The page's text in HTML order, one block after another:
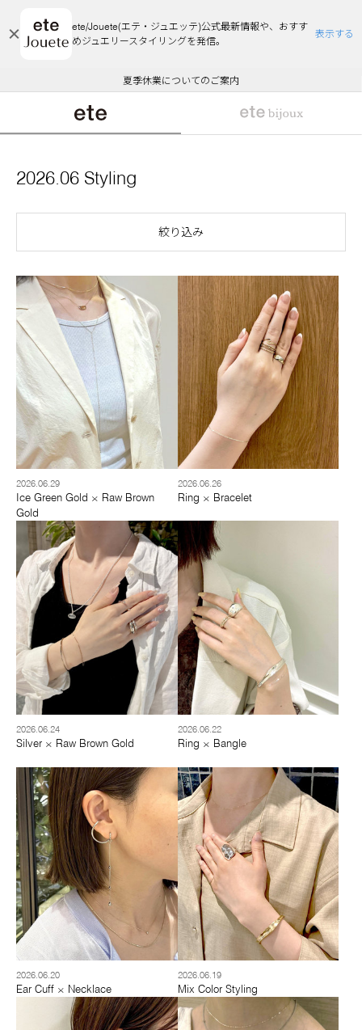
ete/Jouete(エテ・ジュエッテ)公式最新情報や、おすす
めジュエリースタイリングを発信。
表示する
エコラッピング及びエコポイント付与のご案内
ご注文いただいたお品物のお届け状況について
夏季休業についてのご案内
WEB Limited Items >>
採用のご案内
悪質な偽サイトにご注意ください
エコラッピング及びエコポイント付与のご案内
ご注文いただいたお品物のお届け状況について
2026.06 Styling
絞り込み
2026.06.29
Ice Green Gold × Raw Brown
Gold
2026.06.26
Ring × Bracelet
2026.06.24
Silver × Raw Brown Gold
2026.06.22
Ring × Bangle
2026.06.20
Ear Cuff × Necklace
2026.06.19
Mix Color Styling